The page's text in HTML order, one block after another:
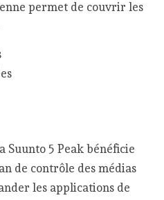
permet de couvrir les
Suunto 5 Peak bénéficie
de contrôle des médias
les applications de